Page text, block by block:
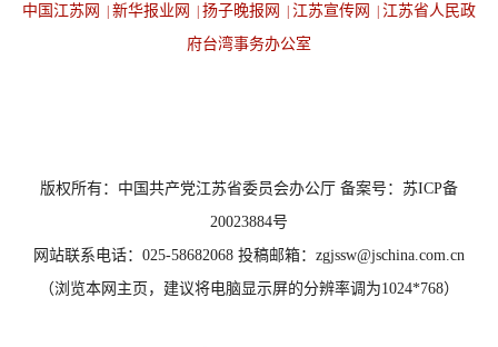
中国江苏网 | 新华报业网 | 扬子晚报网 | 江苏宣传网 | 江苏省人民政
府台湾事务办公室
版权所有：中国共产党江苏省委员会办公厅 备案号：苏ICP备
20023884号
网站联系电话：025-58682068 投稿邮箱：zgjssw@jschina.com.cn
（浏览本网主页，建议将电脑显示屏的分辨率调为1024*768）